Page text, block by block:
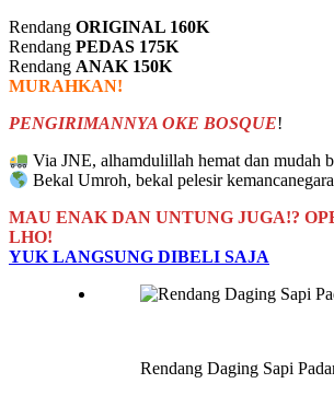
Rendang ORIGINAL 160K
Rendang PEDAS 175K
Rendang ANAK 150K
MURAHKAN!
PENGIRIMANNYA OKE BOSQUE!
Via JNE, alhamdulillah hemat dan mudah
Bekal Umroh, bekal pelesir kemancanegara
MAU ENAK DAN UNTUNG JUGA!?
LHO!
YUK LANGSUNG DIBELI SAJA
Rendang Daging Sapi